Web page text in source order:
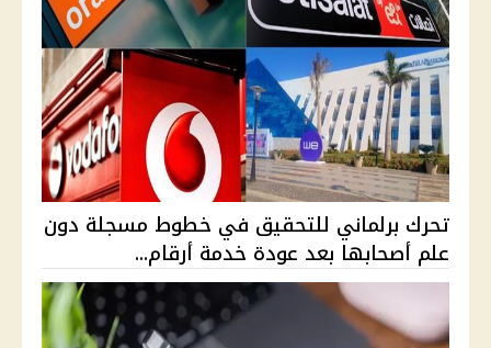
تحرك برلماني للتحقيق في خطوط مسجلة دون
علم أصحابها بعد عودة خدمة أرقام...